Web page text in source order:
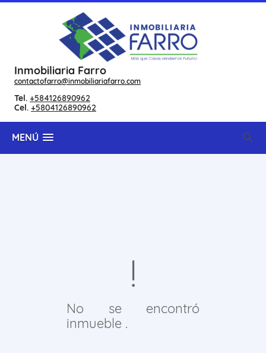
Inmobiliaria Farro
contactofarro@inmobiliariafarro.com
Tel. +584126890962
Cel. +5804126890962
MENÚ
No se encontró
inmueble .